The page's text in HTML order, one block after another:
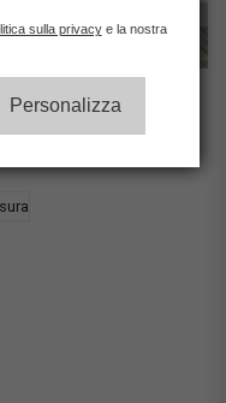
sulla privacye la nostra
Personalizza